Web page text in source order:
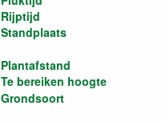
Rijptijd
Standplaats
Plantafstand
Te bereiken hoogte
Grondsoort